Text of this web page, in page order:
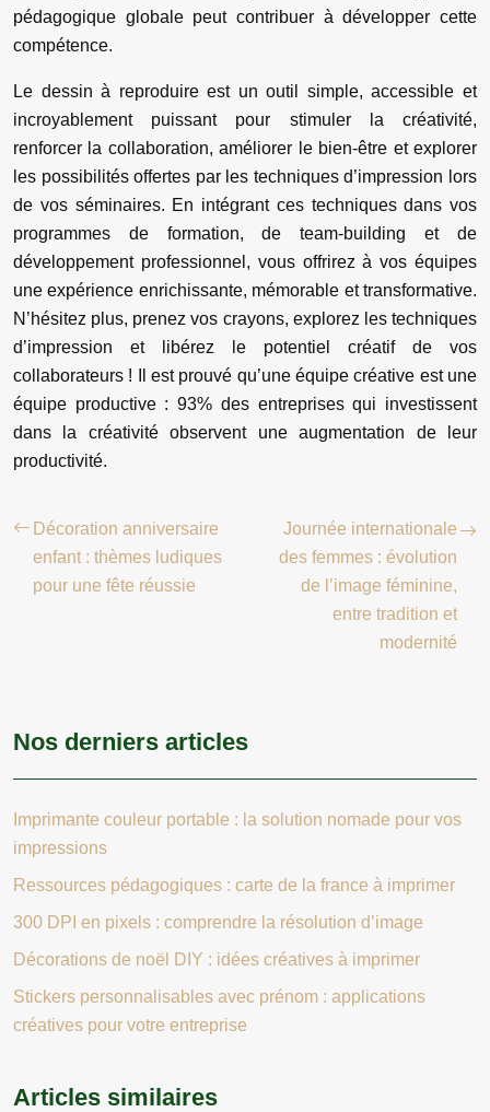
pédagogique globale peut contribuer à développer cette
compétence.
Le dessin à reproduire est un outil simple, accessible et
incroyablement puissant pour stimuler la créativité,
renforcer la collaboration, améliorer le bien-être et explorer
les possibilités offertes par les techniques d’impression lors
de vos séminaires. En intégrant ces techniques dans vos
programmes de formation, de team-building et de
développement professionnel, vous offrirez à vos équipes
une expérience enrichissante, mémorable et transformative.
N’hésitez plus, prenez vos crayons, explorez les techniques
d’impression et libérez le potentiel créatif de vos
collaborateurs ! Il est prouvé qu’une équipe créative est une
équipe productive : 93% des entreprises qui investissent
dans la créativité observent une augmentation de leur
productivité.
Décoration anniversaire
enfant : thèmes ludiques
pour une fête réussie
Journée internationale
des femmes : évolution
de l’image féminine,
entre tradition et
modernité
Nos derniers articles
Imprimante couleur portable : la solution nomade pour vos
impressions
Ressources pédagogiques : carte de la france à imprimer
300 DPI en pixels : comprendre la résolution d’image
Décorations de noël DIY : idées créatives à imprimer
Stickers personnalisables avec prénom : applications
créatives pour votre entreprise
Articles similaires